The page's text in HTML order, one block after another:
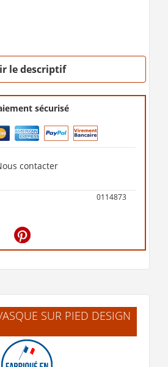
le descriptif
sécurisé
contacter
0114873
SUR PIED DESIGN